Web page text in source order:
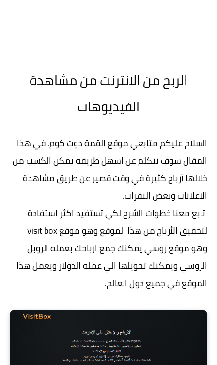
الربح من الانترنت من مشاهدة
الفيديوهات
السلام عليكم متابعي موقع القمة دوت كوم. في هذا
المقال سوف نتكلم عن اسهل طريقه يمكن الكسب من
خلالها أرباح كثيرة في وقت قصير عن طريق مشاهدة
الاعلانات وبعض النقرات.
تابع معنا خطوات الشرح لكي تستفيد اكثر استفادة
لتحقيق الأرباح من هذا الموقع وهو موقع visit box
وهو موقع روسي يمكنك جمع ارباحك بعمله الروبل
الروسي ويمكنك تحويلها الي عمله الدولار ويعمل هذا
الموقع في جميع دول العالم.